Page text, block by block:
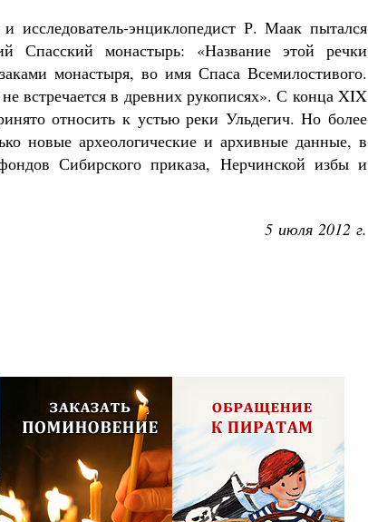
энциклопедист Р. Маак пытался
Спасский монастырь: «Название этой речки
монастыря, во имя Спаса Всемилостивого.
встречается в древних рукописях». С конца XIX
относить к устью реки Ульдегич. Но более
новые археологические и архивные данные, в
Сибирского приказа, Нерчинской избы и
5 июля 2012 г.